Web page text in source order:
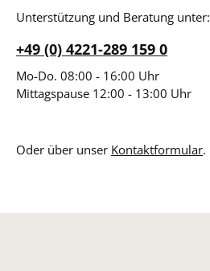
Unterstützung und Beratung unter:
+49 (0) 4221-289 159 0
Mo-Do. 08:00 - 16:00 Uhr
Mittagspause 12:00 - 13:00 Uhr
Oder über unser Kontaktformular.